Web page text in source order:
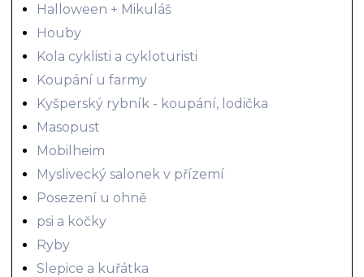
Halloween + Mikuláš
Houby
Kola cyklisti a cykloturisti
Koupání u farmy
Kyšperský rybník - koupání, lodička
Masopust
Mobilheim
Myslivecký salonek v přízemí
Posezení u ohně
psi a kočky
Ryby
Slepice a kuřátka